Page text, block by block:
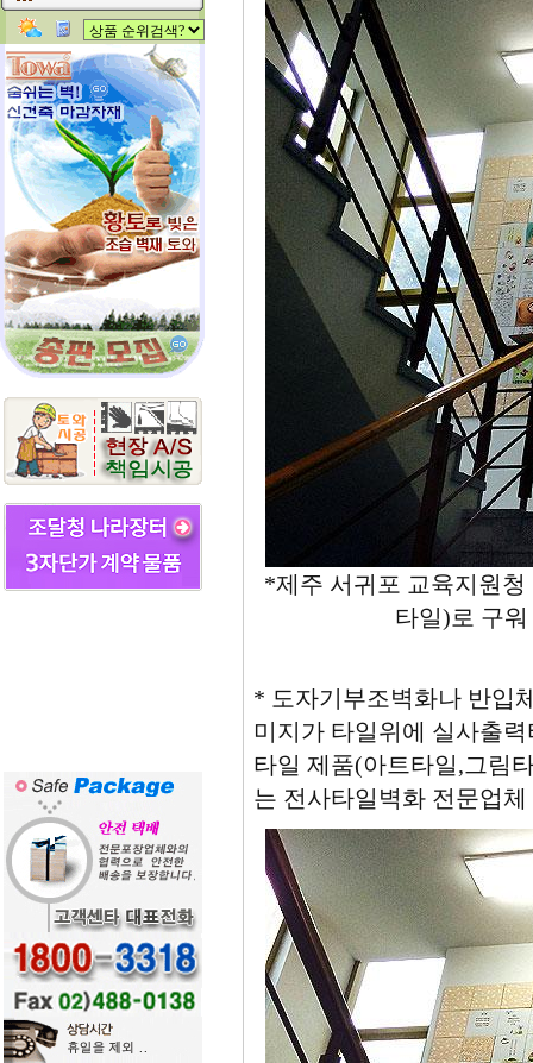
*제주 서귀포 교육지원
타일)로 구
* 도자기부조벽화나 반입
미지가 타일위에 실사출
타일 제품(아트타일,그림
는 전사타일벽화 전문업